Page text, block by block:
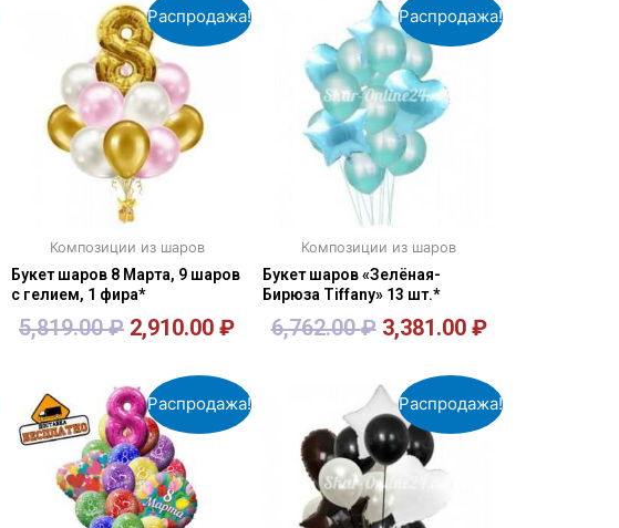
Распродажа!
Композиции из шаров
Букет шаров 8 Марта, 9 шаров
с гелием, 1 фира*
5,819.00₽ 2,910.00₽
Распродажа!
Композиции из шаров
Букет шаров «Зелёная-
Бирюза Tiffany» 13 шт.*
6,762.00₽ 3,381.00 ₽
Распродажа! Распродажа!